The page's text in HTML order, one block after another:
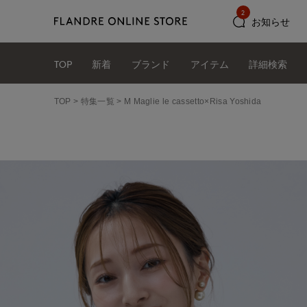
お知らせ
2
TOP 新着 ブランド アイテム 詳細検索
TOP 特集一覧 M Maglie le cassetto×Risa Yoshida